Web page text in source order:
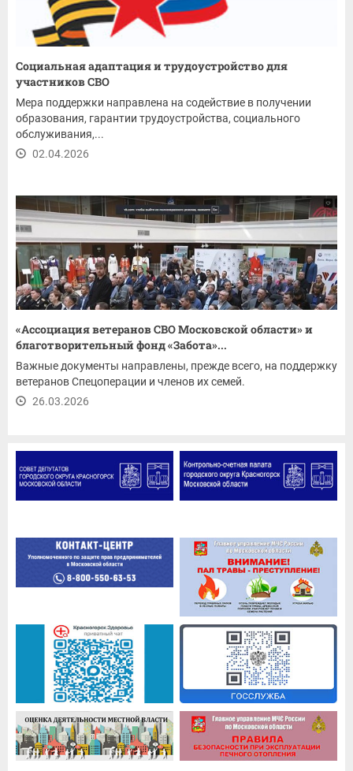
Социальная адаптация и трудоустройство для
участников СВО
Мера поддержки направлена на содействие в получении
образования, гарантии трудоустройства, социального
обслуживания,...
02.04.2026
«Ассоциация ветеранов СВО Московской области» и
благотворительный фонд «Забота»...
Важные документы направлены, прежде всего, на поддержку
ветеранов Спецоперации и членов их семей.
26.03.2026